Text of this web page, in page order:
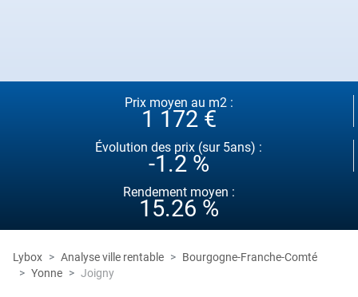
Prix moyen au m2 :
1 172 €
Évolution des prix (sur 5ans) :
-1.2 %
Rendement moyen :
15.26 %
Lybox Analyse ville rentable
Bourgogne-Franche-Comté
Yonne
Joigny